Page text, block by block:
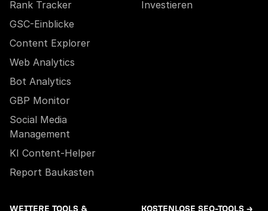
Rank Tracker
GSC-Einblicke
Content Explorer
Web Analytics
Bot Analytics
GBP Monitor
Social Media
Management
KI Content-Helper
Report Baukasten
Investieren
WEITERE TOOLS &
KOSTENLOSE SEO-TOOLS →